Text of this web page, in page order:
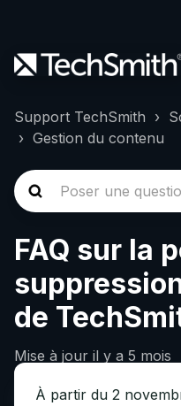
Support TechSmith
Gestion du contenu
FAQ sur la
de
Mise à jour il y a 5 mois
À partir du 2